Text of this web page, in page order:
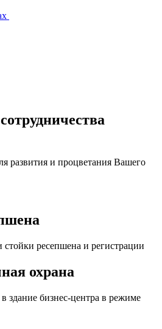
сотрудничества
развития и процветания Вашего
стойки ресепшена и регистрации
охрана
здание бизнес-центра в режиме